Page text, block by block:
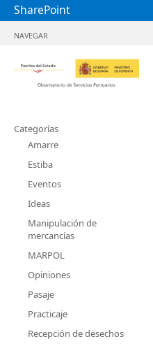
SharePoint
NAVEGAR
Categorías
Amarre
Estiba
Eventos
Ideas
Manipulación de
mercancías
MARPOL
Opiniones
Pasaje
Practicaje
Recepción de desechos